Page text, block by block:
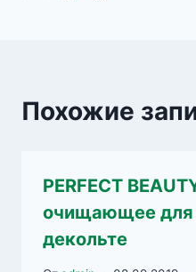
Похожие
PERFECT
очищающее для
декольте